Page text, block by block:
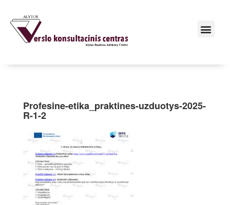
Profesine-etika_praktines-uzduotys-2025-
R-1-2